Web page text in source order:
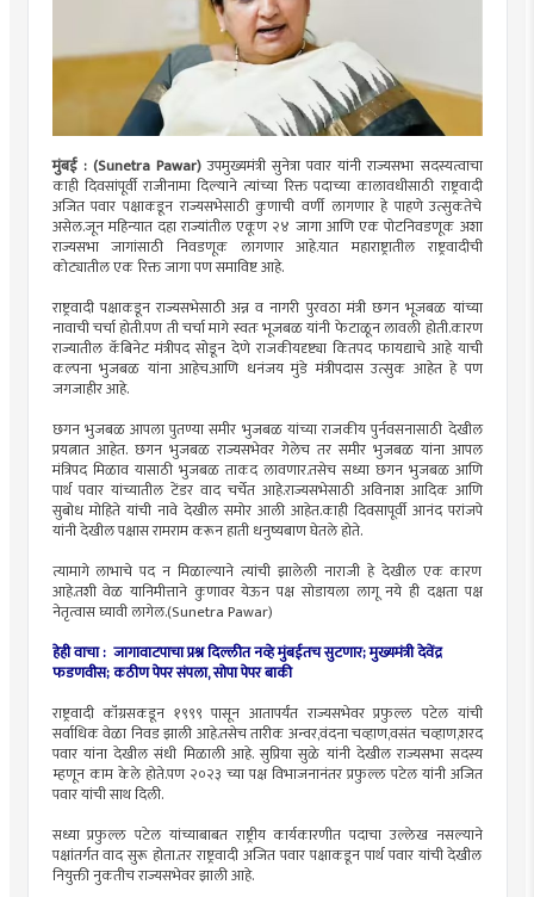
मुंबई : (Sunetra Pawar)उपमुख्यमंत्री सुनेत्रा पवार यांनी राज्यसभा सदस्यत्वाचा
काही दिवसांपूर्वी राजीनामा दिल्याने त्यांच्या रिक्त पदाच्या कालावधीसाठी राष्ट्रवादी
अजित पवार पक्षाकडून राज्यसभेसाठी कुणाची वर्णी लागणार हे पाहणे उत्सुकतेचे
असेल.जून महिन्यात दहा राज्यांतील एकूण २४ जागा आणि एक पोटनिवडणूक अशा
राज्यसभा जागांसाठी निवडणूक लागणार आहे.यात महाराष्ट्रातील राष्ट्रवादीची
कोट्यातील एक रिक्त जागा पण समाविष्ट आहे.
राष्ट्रवादी पक्षाकडून राज्यसभेसाठी अन्न व नागरी पुरवठा मंत्री छगन भूजबळ यांच्या
नावाची चर्चा होती.पण ती चर्चा मागे स्वतः भूजबळ यांनी फेटाळून लावली होती.कारण
राज्यातील कॅबिनेट मंत्रीपद सोडून देणे राजकीयदृष्ट्या कितपद फायद्याचे आहे याची
कल्पना भुजबळ यांना आहेच.आणि धनंजय मुंडे मंत्रीपदास उत्सुक आहेत हे पण
जगजाहीर आहे.
छगन भुजबळ आपला पुतण्या समीर भुजबळ यांच्या राजकीय पुर्नवसनासाठी देखील
प्रयत्नात आहेत. छगन भुजबळ राज्यसभेवर गेलेच तर समीर भुजबळ यांना आपल
मंत्रिपद मिळाव यासाठी भुजबळ ताकद लावणार.तसेच सध्या छगन भुजबळ आणि
पार्थ पवार यांच्यातील टेंडर वाद चर्चेत आहे.राज्यसभेसाठी अविनाश आदिक आणि
सुबोध मोहिते यांची नावे देखील समोर आली आहेत.काही दिवसापूर्वी आनंद परांजपे
यांनी देखील पक्षास रामराम करून हाती धनुष्यबाण घेतले होते.
त्यामागे लाभाचे पद न मिळाल्याने त्यांची झालेली नाराजी हे देखील एक कारण
आहे.तशी वेळ यानिमीत्ताने कुणावर येऊन पक्ष सोडायला लागू नये ही दक्षता पक्ष
नेतृत्वास घ्यावी लागेल.(Sunetra Pawar)
हेही वाचा : जागावाटपाचा प्रश्न दिल्लीत नव्हे मुंबईतच सुटणार; मुख्यमंत्री देवेंद्र
फडणवीस; कठीण पेपर संपला, सोपा पेपर बाकी
राष्ट्रवादी कॉंग्रसकडून १९९९ पासून आतापर्यंत राज्यसभेवर प्रफुल्ल पटेल यांची
सर्वाधिक वेळा निवड झाली आहे.तसेच तारीक अन्वर,वंदना चव्हाण,वसंत चव्हाण,शरद
पवार यांना देखील संधी मिळाली आहे. सुप्रिया सुळे यांनी देखील राज्यसभा सदस्य
म्हणून काम केले होते.पण २०२३ च्या पक्ष विभाजनानंतर प्रफुल्ल पटेल यांनी अजित
पवार यांची साथ दिली.
सध्या प्रफुल्ल पटेल यांच्याबाबत राष्ट्रीय कार्यकारणीत पदाचा उल्लेख नसल्याने
पक्षांतर्गत वाद सुरू होता.तर राष्ट्रवादी अजित पवार पक्षाकडून पार्थ पवार यांची देखील
नियुक्ती नुकतीच राज्यसभेवर झाली आहे.